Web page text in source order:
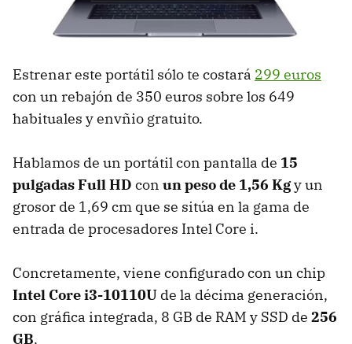
Estrenar este portátil sólo te costará 299 euros
con un rebajón de 350 euros sobre los 649
habituales y envñio gratuito.
Hablamos de un portátil con pantalla de 15
pulgadas Full HD con un peso de 1,56 Kgy un
grosor de 1,69 cm que se sitúa en la gama de
entrada de procesadores Intel Core i.
Concretamente, viene configurado con un chip
Intel Core i3-10110U de la décima generación,
con gráfica integrada, 8 GB de RAM y SSD de 256
GB.